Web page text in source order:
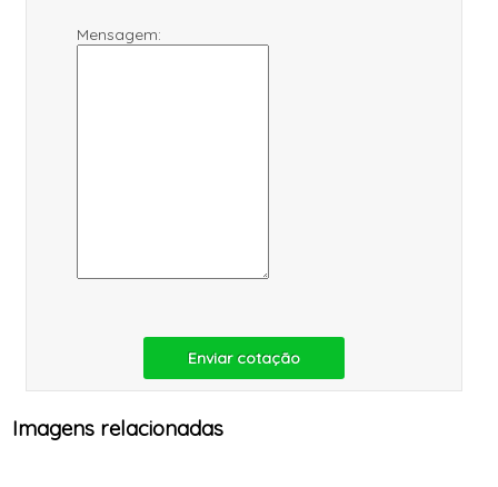
Mensagem:
Enviar cotação
Imagens relacionadas